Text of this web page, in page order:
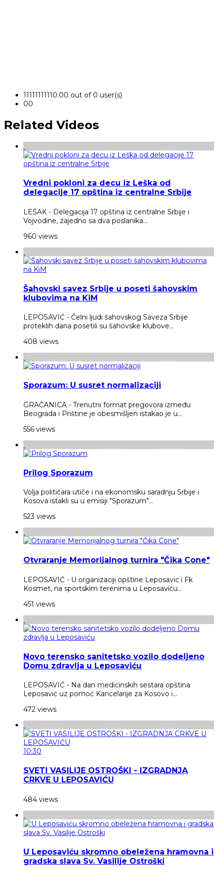
11111111110.00 out of 0 user(s)
00
Related Videos
Vredni pokloni za decu iz Leška od
delegacije 17 opština iz centralne Srbije
LEŠAK - Delegacija 17 opština iz centralne Srbije i
Vojvodine, zajedno sa dva poslanika...
960 views
Šahovski savez Srbije u poseti šahovskim
klubovima na KiM
LEPOSAVIĆ - Čelni ljudi šahovskog Saveza Srbije
proteklih dana posetili su šahovske klubove...
408 views
Sporazum: U susret normalizaciji
GRAČANICA - Trenutni format pregovora između
Beograda i Prištine je obesmišljen istakao je u...
556 views
Prilog Sporazum
Volja političara utiče i na ekonomsku saradnju Srbije i
Kosova istakli su u emisiji "Sporazum"...
523 views
Otvraranje Memorijalnog turnira "Čika Cone"
LEPOSAVIĆ - U organizaciji opštine Leposavic i Fk
Kosmet, na sportskim terenima u Leposaviću...
451 views
Novo terensko sanitetsko vozilo dodeljeno
Domu zdravlja u Leposaviću
LEPOSAVIĆ - Na dan medicinskih sestara opština
Leposavić uz pomoć Kancelarije za Kosovo i...
472 views
10:30
SVETI VASILIJE OSTROŠKI - IZGRADNJA
CRKVE U LEPOSAVIĆU
484 views
U Leposaviću skromno obeležena hramovna i
gradska slava Sv. Vasilije Ostroški